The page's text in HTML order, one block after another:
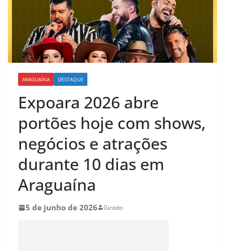
ARAGUAÍNA DESTAQUE
Expoara 2026 abre
portões hoje com shows,
negócios e atrações
durante 10 dias em
Araguaína
5 de junho de 2026 Girodo